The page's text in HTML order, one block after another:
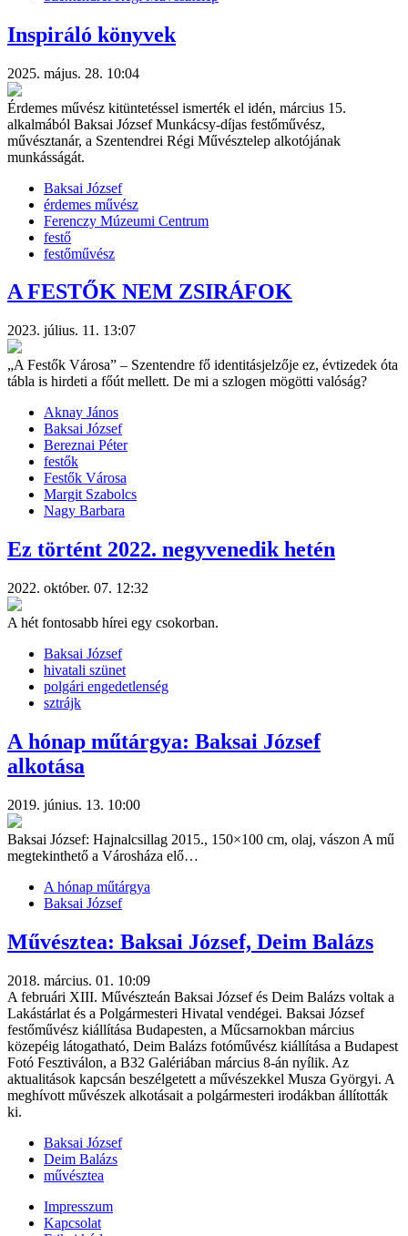
Inspiráló könyvek
2025. május. 28. 10:04
Érdemes művész kitüntetéssel ismerték el idén, március 15.
alkalmából Baksai József Munkácsy-díjas festőművész,
művésztanár, a Szentendrei Régi Művésztelep alkotójának
munkásságát.
Baksai József
érdemes művész
Ferenczy Múzeumi Centrum
festő
festőművész
A FESTŐK NEM ZSIRÁFOK
2023. július. 11. 13:07
„A Festők Városa” – Szentendre fő identitásjelzője ez, évtizedek óta
tábla is hirdeti a főút mellett. De mi a szlogen mögötti valóság?
Aknay János
Baksai József
Bereznai Péter
festők
Festők Városa
Margit Szabolcs
Nagy Barbara
Ez történt 2022. negyvenedik hetén
2022. október. 07. 12:32
A hét fontosabb hírei egy csokorban.
Baksai József
hivatali szünet
polgári engedetlenség
sztrájk
A hónap műtárgya: Baksai József
alkotása
2019. június. 13. 10:00
Baksai József: Hajnalcsillag 2015., 150×100 cm, olaj, vászon A mű
megtekinthető a Városháza elő…
A hónap műtárgya
Baksai József
Művésztea: Baksai József, Deim Balázs
2018. március. 01. 10:09
A februári XIII. Művészteán Baksai József és Deim Balázs voltak a
Lakástárlat és a Polgármesteri Hivatal vendégei. Baksai József
festőművész kiállítása Budapesten, a Műcsarnokban március
közepéig látogatható, Deim Balázs fotóművész kiállítása a Budapest
Fotó Fesztiválon, a B32 Galériában március 8-án nyílik. Az
aktualitások kapcsán beszélgetett a művészekkel Musza Györgyi. A
meghívott művészek alkotásait a polgármesteri irodákban állították
ki.
Baksai József
Deim Balázs
művésztea
Impresszum
Kapcsolat